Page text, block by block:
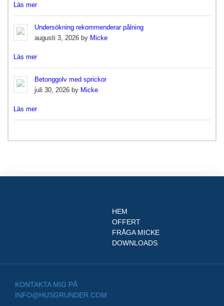
Läs mer
Undersökning rekommenderar pålning
augusti 3, 2026 by Micke
Läs mer
Betonggolv med sprickor
juli 30, 2026 by Micke
Läs mer
HEM
OFFERT
FRÅGA MICKE
DOWNLOADS
KONTAKTA MIG PÅ
INFO@HUSGRUNDER.COM